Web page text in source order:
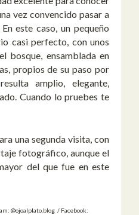
vez convencido pasar a
este caso, un pequeño
casi perfecto, con unos
bosque, ensamblada en
propios de su paso por
amplio, elegante,
Cuando lo pruebes te
una segunda visita, con
fotográfico, aunque el
del que fue en este
@ojoalplato.blog / Facebook: